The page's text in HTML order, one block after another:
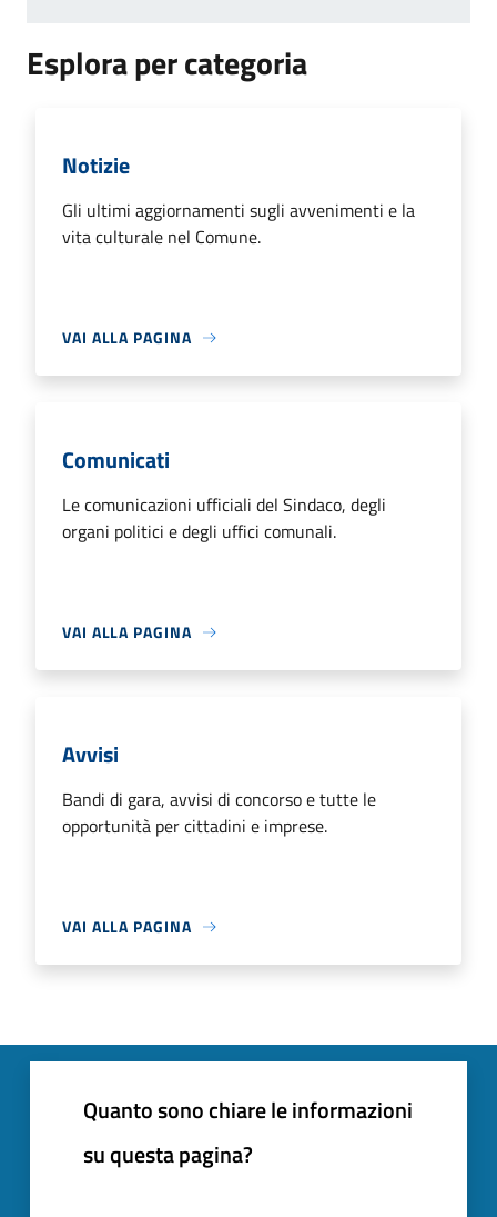
Esplora per categoria
Notizie
Gli ultimi aggiornamenti sugli avvenimenti e la
vita culturale nel Comune.
VAI ALLA PAGINA
Comunicati
Le comunicazioni ufficiali del Sindaco, degli
organi politici e degli uffici comunali.
VAI ALLA PAGINA
Avvisi
Bandi di gara, avvisi di concorso e tutte le
opportunità per cittadini e imprese.
VAI ALLA PAGINA
Quanto sono chiare le informazioni
su questa pagina?